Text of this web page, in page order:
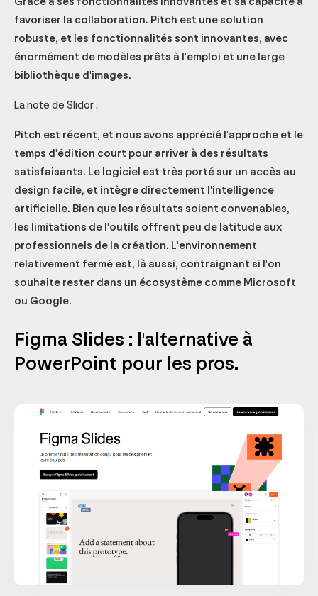
favoriser la collaboration. Pitch est une solution
robuste, et les fonctionnalités sont innovantes, avec
énormément de modèles prêts à l'emploi et une large
bibliothèque d'images.
La note de Slidor :
Pitch est récent, et nous avons apprécié l'approche et le
temps d'édition court pour arriver à des résultats
satisfaisants. Le logiciel est très porté sur un accès au
design facile, et intègre directement l'intelligence
artificielle. Bien que les résultats soient convenables,
les limitations de l'outils offrent peu de latitude aux
professionnels de la création. L'environnement
relativement fermé est, là aussi, contraignant si l'on
souhaite rester dans un écosystème comme Microsoft
ou Google.
Figma Slides : l'alternative à
PowerPoint pour les pros.